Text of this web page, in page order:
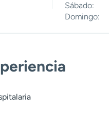
Sábado:
Domingo: